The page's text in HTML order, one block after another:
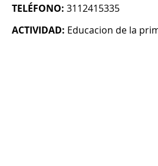
TELÉFONO: 3112415335
ACTIVIDAD: Educacion de la